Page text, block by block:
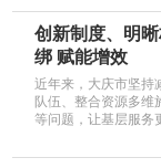
创新制度、明
绑 赋能增效
近年来，大庆市坚持
队伍、整合资源多维
等问题，让基层服务